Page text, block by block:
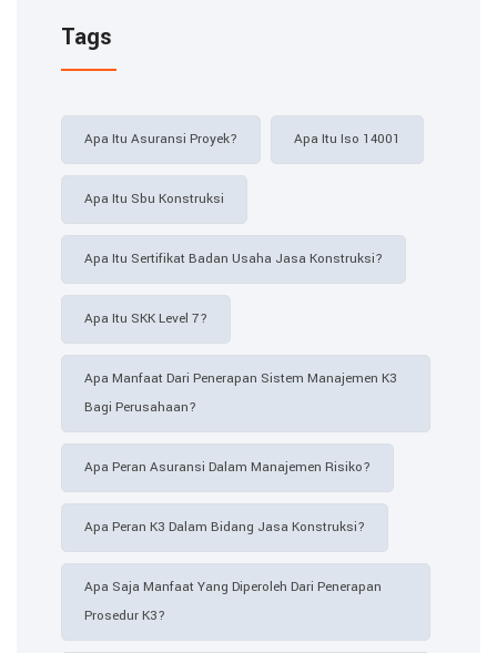
Tags
Apa Itu Asuransi Proyek? Apa Itu Iso 14001
Apa Itu Sbu Konstruksi
Apa Itu Sertifikat Badan Usaha Jasa Konstruksi?
Apa Itu SKK Level 7?
Apa Manfaat Dari Penerapan Sistem Manajemen K3
Bagi Perusahaan?
Apa Peran Asuransi Dalam Manajemen Risiko?
Apa Peran K3 Dalam Bidang Jasa Konstruksi?
Apa Saja Manfaat Yang Diperoleh Dari Penerapan
Prosedur K3?